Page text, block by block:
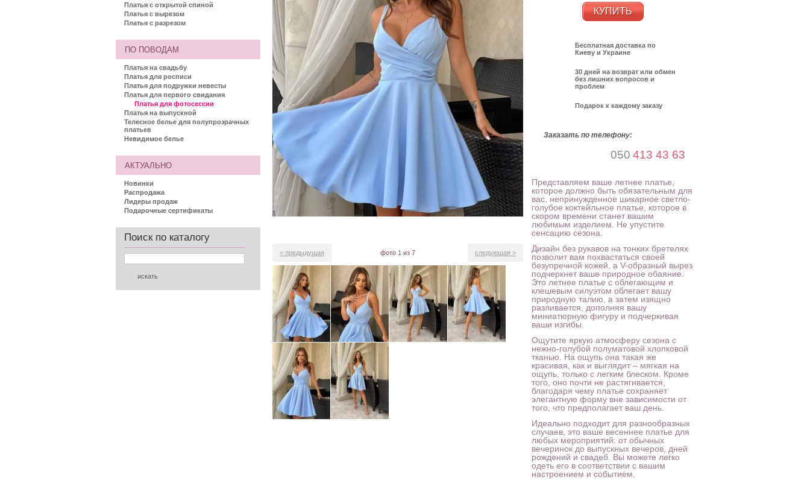
КУПИТЬ
Бесплатная доставка по
Киеву и Украине
30 дней на возврат или обмен
без лишних вопросов и
проблем
Подарок к каждому заказу
Заказать по телефону:
050 413 43 63
Представляем ваше летнее платье,
которое должно быть обязательным для
вас, непринужденное шикарное светло-
голубое коктейльное платье, которое в
скором времени станет вашим
любимым изделием. Не упустите
сенсацию сезона.
Дизайн без рукавов на тонких бретелях
позволит вам похвастаться своей
безупречной кожей, а V-образный вырез
подчеркнет ваше природное обаяние.
Это летнее платье с облегающим и
клешевым силуэтом облегает вашу
природную талию, а затем изящно
разливается, дополняя вашу
миниатюрную фигуру и подчеркивая
ваши изгибы.
Ощутите яркую атмосферу сезона с
нежно-голубой полуматовой хлопковой
тканью. На ощупь она такая же
красивая, как и выглядит – мягкая на
ощупь, только с легким блеском. Кроме
того, оно почти не растягивается,
благодаря чему платье сохраняет
элегантную форму вне зависимости от
того, что предполагает ваш день.
Идеально подходит для разнообразных
случаев, это ваше весеннее платье для
любых мероприятий: от обычных
вечеринок до выпускных вечеров, дней
рождений и свадеб. Вы можете легко
одеть его в соответствии с вашим
настроением и событием.
< предыдущая фото 1 из 7 следующая >
Платья с открытой спиной
Платья с вырезом
Платья с разрезом
ПО ПОВОДАМ
Платья на свадьбу
Платья для росписи
Платья для подружки невесты
Платья для первого свидания
Платья для фотосессии
Платья на выпускной
Телесное белье для полупрозрачных
платьев
Невидимое белье
АКТУАЛЬНО
Новинки
Распродажа
Лидеры продаж
Подарочные сертификаты
Поиск по каталогу